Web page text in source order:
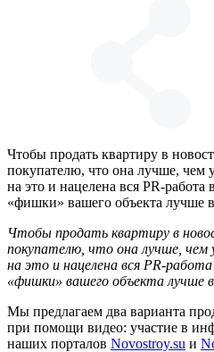
Чтобы продать квартиру в
покупателю, что она лучше, чем
на это и нацелена вся PR-
«фишки» вашего объекта лучше
Чтобы продать квартиру в
покупателю, что она лучше, чем
на это и нацелена вся PR-
«фишки» вашего объекта лучше
Мы предлагаем два варианта
при помощи видео: участие в
наших порталов Novostroy.su и